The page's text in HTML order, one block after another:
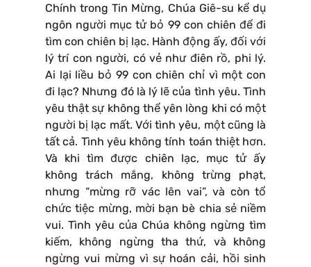
Chính trong Tin Mừng, Chúa Giê-su kể dụ
ngôn người mục tử bỏ 99 con chiên để đi
tìm con chiên bị lạc. Hành động ấy, đối với
lý trí con người, có vẻ như điên rồ, phi lý.
Ai lại liều bỏ 99 con chiên chỉ vì một con
đi lạc? Nhưng đó là lý lẽ của tình yêu. Tình
yêu thật sự không thể yên lòng khi có một
người bị lạc mất. Với tình yêu, một cũng là
tất cả. Tình yêu không tính toán thiệt hơn.
Và khi tìm được chiên lạc, mục tử ấy
không trách mắng, không trừng phạt,
nhưng “mừng rỡ vác lên vai”, và còn tổ
chức tiệc mừng, mời bạn bè chia sẻ niềm
vui. Tình yêu của Chúa không ngừng tìm
kiếm, không ngừng tha thứ, và không
ngừng vui mừng vì sự hoán cải, hồi sinh